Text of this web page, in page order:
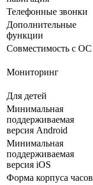
Телефонные звонки
Дополнительные
функции
Совместимость с ОС
Мониторинг
Для детей
Минимальная
поддерживаемая
версия Android
Минимальная
поддерживаемая
версия iOS
Форма корпуса часов